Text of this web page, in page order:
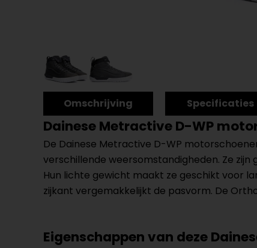
Omschrijving Specificaties
Dainese Metractive D-WP
De Dainese Metractive D-WP
verschillende weersomstandigheden. Ze
Hun lichte gewicht maakt ze geschikt voor
zijkant vergemakkelijkt de pasvorm. De
Eigenschappen van deze